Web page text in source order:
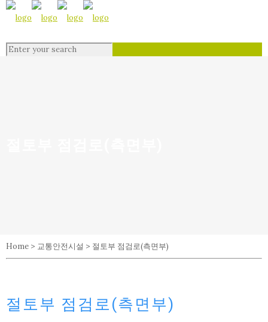
Home > 교통안전시설 > 절토부 점검로(측면부)
절토부 점검로(측면부)